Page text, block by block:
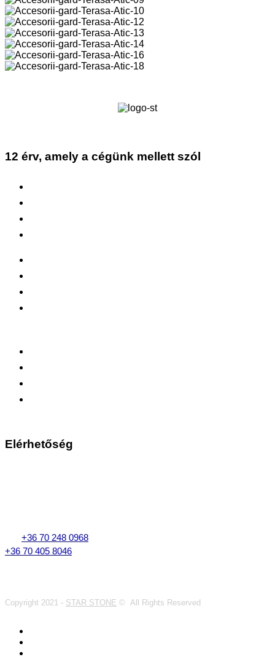
12 érv, amely a cégünk mellett szól
Elérhetőség
+36 70 248 0968
+36 70 405 8046
Copyright 2021 - STAR STONE © All Rights Reserved